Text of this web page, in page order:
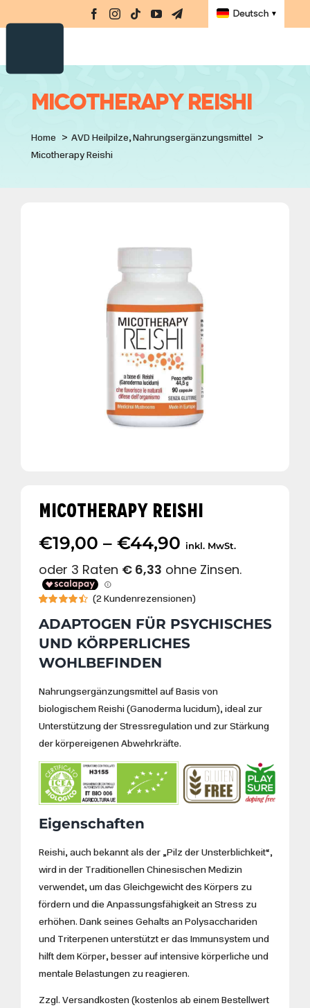
to
Deutsch ▼
Nahrungsergänzungsmittel
E-Book
Challenge
Bücher
Micotherapy Reishi
Home AVD Heilpilze Nahrungsergänzungsmittel
Micotherapy Reishi
MICOTHERAPY REISHI
€19,00 – €44,90Preisspanne:
€19,00
€44,90
inkl. MwSt.
mit 4.50
basierend
auf
Kundenbewertungen
(2Kundenrezensionen)
ADAPTOGEN FÜR PSYCHISCHES
UND KÖRPERLICHES
WOHLBEFINDEN
Nahrungsergänzungsmittel auf Basis von
biologischem Reishi (Ganoderma lucidum), ideal zur
Unterstützung der Stressregulation und zur Stärkung
der körpereigenen Abwehrkräfte.
Eigenschaften
Reishi, auch bekannt als der „Pilz der Unsterblichkeit“,
wird in der Traditionellen Chinesischen Medizin
verwendet, um das Gleichgewicht des Körpers zu
fördern und die Anpassungsfähigkeit an Stress zu
erhöhen. Dank seines Gehalts an Polysacchariden
und Triterpenen unterstützt er das Immunsystem und
hilft dem Körper, besser auf intensive körperliche und
mentale Belastungen zu reagieren.
Zzgl. Versandkosten (kostenlos ab einem Bestellwert